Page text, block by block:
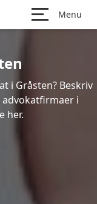
Menu
i Gråsten? Beskriv
i
her.